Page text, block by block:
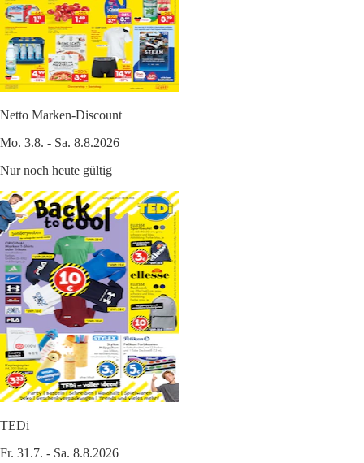
Netto Marken-Discount
Mo. 3.8. - Sa. 8.8.2026
Nur noch heute gültig
TEDi
Fr. 31.7. - Sa. 8.8.2026